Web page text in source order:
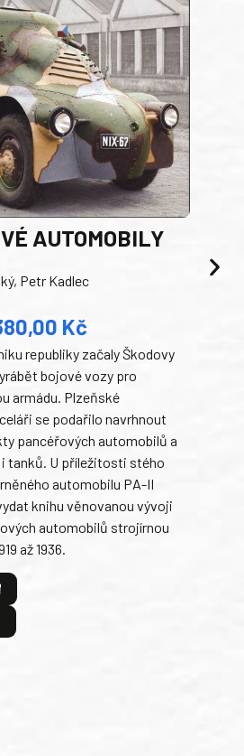
AUTOMOBILY
Petr Kadlec
Kč
republiky začaly Škodovy
bojové vozy pro
armádu. Plzeňské
se podařilo navrhnout
pancéřových automobilů a
tanků. U příležitosti stého
automobilu PA-II
knihu věnovanou vývoji
automobilů strojírnou
až 1936.